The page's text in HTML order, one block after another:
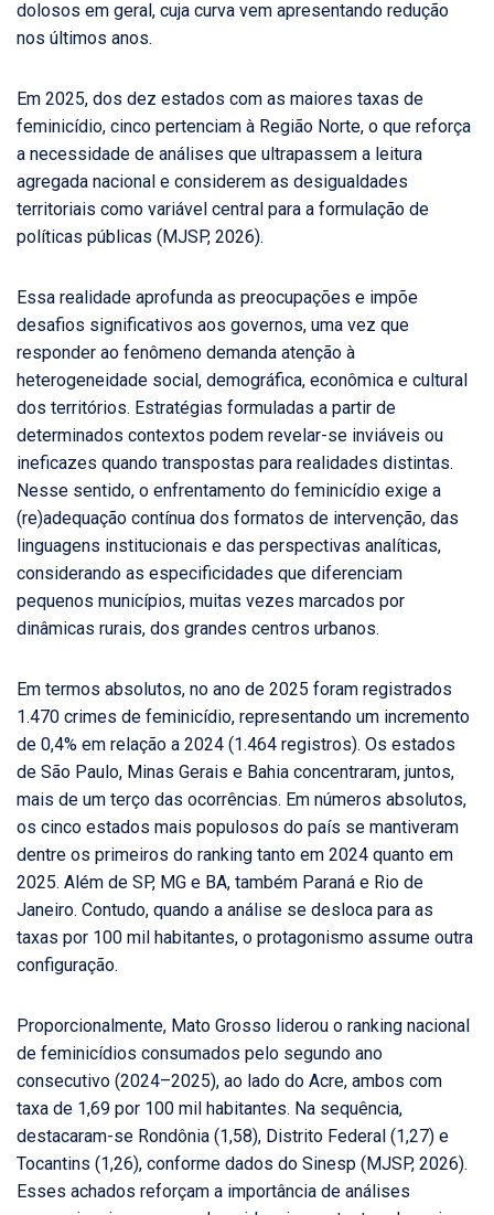
dolosos em geral, cuja curva vem apresentando redução
nos últimos anos.
Em 2025, dos dez estados com as maiores taxas de
feminicídio, cinco pertenciam à Região Norte, o que reforça
a necessidade de análises que ultrapassem a leitura
agregada nacional e considerem as desigualdades
territoriais como variável central para a formulação de
políticas públicas (MJSP, 2026).
Essa realidade aprofunda as preocupações e impõe
desafios significativos aos governos, uma vez que
responder ao fenômeno demanda atenção à
heterogeneidade social, demográfica, econômica e cultural
dos territórios. Estratégias formuladas a partir de
determinados contextos podem revelar-se inviáveis ou
ineficazes quando transpostas para realidades distintas.
Nesse sentido, o enfrentamento do feminicídio exige a
(re)adequação contínua dos formatos de intervenção, das
linguagens institucionais e das perspectivas analíticas,
considerando as especificidades que diferenciam
pequenos municípios, muitas vezes marcados por
dinâmicas rurais, dos grandes centros urbanos.
Em termos absolutos, no ano de 2025 foram registrados
1.470 crimes de feminicídio, representando um incremento
de 0,4% em relação a 2024 (1.464 registros). Os estados
de São Paulo, Minas Gerais e Bahia concentraram, juntos,
mais de um terço das ocorrências. Em números absolutos,
os cinco estados mais populosos do país se mantiveram
dentre os primeiros do ranking tanto em 2024 quanto em
2025. Além de SP, MG e BA, também Paraná e Rio de
Janeiro. Contudo, quando a análise se desloca para as
taxas por 100 mil habitantes, o protagonismo assume outra
configuração.
Proporcionalmente, Mato Grosso liderou o ranking nacional
de feminicídios consumados pelo segundo ano
consecutivo (2024–2025), ao lado do Acre, ambos com
taxa de 1,69 por 100 mil habitantes. Na sequência,
destacaram-se Rondônia (1,58), Distrito Federal (1,27) e
Tocantins (1,26), conforme dados do Sinesp (MJSP, 2026).
Esses achados reforçam a importância de análises